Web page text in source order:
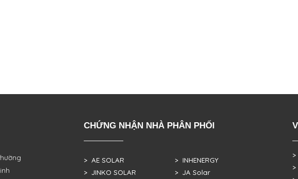
CHỨNG NHẬN NHÀ PHÂN PHỐI
> AE SOLAR
> JINKO SOLAR
> INHENERGY
> JA Solar
>